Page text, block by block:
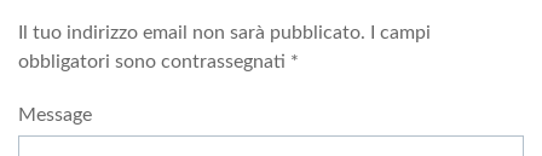
Il tuo indirizzo email non sarà pubblicato. I campi
obbligatori sono contrassegnati *
Message